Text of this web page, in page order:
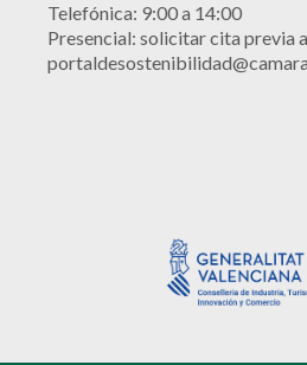
Telefónica: 9:00 a 14:00
Presencial: solicitar cita previa a